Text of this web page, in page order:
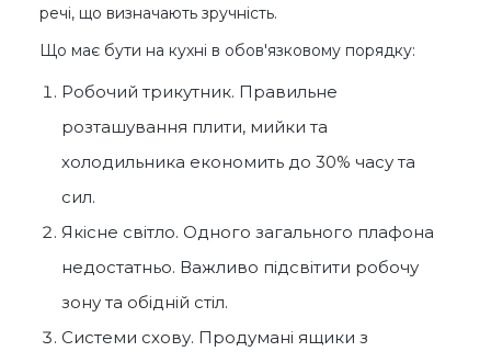
речі, що визначають зручність.
Що має бути на кухні в обов'язковому порядку:
Робочий трикутник. Правильне
розташування плити, мийки та
холодильника економить до 30% часу та
сил.
Якісне світло. Одного загального плафона
недостатньо. Важливо підсвітити робочу
зону та обідній стіл.
Системи схову. Продумані ящики з